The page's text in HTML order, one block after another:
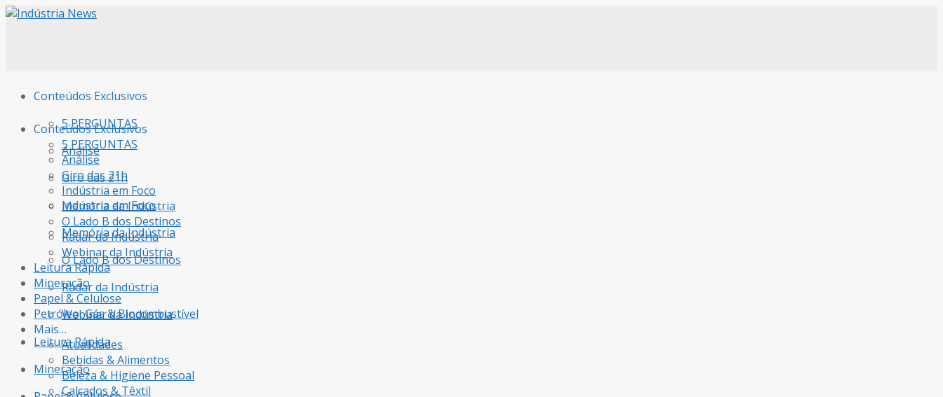
Conteúdos Exclusivos
5 PERGUNTAS
Análise
Giro das 21h
Indústria em Foco
Memória da Indústria
O Lado B dos Destinos
Radar da Indústria
Webinar da Indústria
Leitura Rápida
Mineração
Conteúdos Exclusivos
5 PERGUNTAS
Análise
Giro das 21h
Indústria em Foco
Memória da Indústria
O Lado B dos Destinos
Radar da Indústria
Webinar da Indústria
Leitura Rápida
Mineração
Papel & Celulose
Petróleo, Gás & Biocombustível
Mais…
Atualidades
Bebidas & Alimentos
Beleza & Higiene Pessoal
Calçados & Têxtil